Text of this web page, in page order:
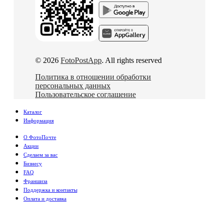
© 2026 FotoPostApp. All rights reserved
Политика в отношении обработки
персональных данных
Пользовательское соглашение
Каталог
Информация
О ФотоПочте
Акции
Сделаем за вас
Бизнесу
FAQ
Франшиза
Поддержка и контакты
Оплата и доставка